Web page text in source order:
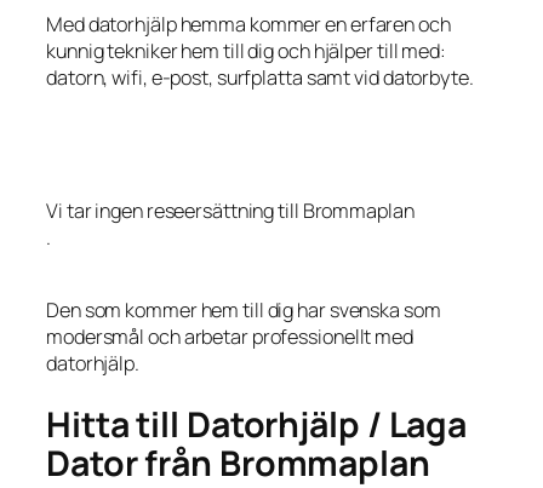
Med datorhjälp hemma kommer en erfaren och
kunnig tekniker hem till dig och hjälper till med:
datorn, wifi, e-post, surfplatta samt vid datorbyte.
Vi tar ingen reseersättning till Brommaplan
.
Den som kommer hem till dig har svenska som
modersmål och arbetar professionellt med
datorhjälp.
Hitta till Datorhjälp / Laga
Dator från Brommaplan